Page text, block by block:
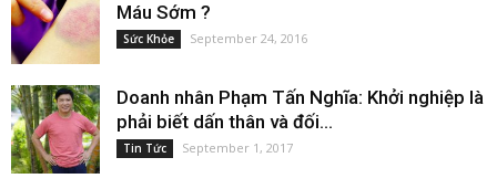
Máu Sớm ?
Sức Khỏe September 24, 2016
Doanh nhân Phạm Tấn Nghĩa: Khởi nghiệp là
phải biết dấn thân và đối...
Tin Tức September 1, 2017